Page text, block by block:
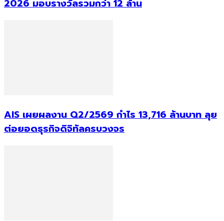
2026 มอบรางวัลรวมกว่า 12 ล้าน
AIS เผยผลงาน Q2/2569 กำไร 13,716 ล้านบาท ลุย
ต่อยอดธุรกิจดิจิทัลครบวงจร